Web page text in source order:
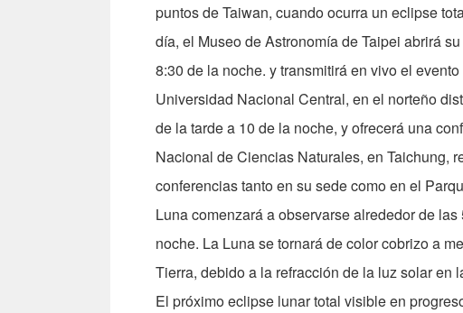
puntos de Taiwan, cuando ocurra un eclipse
día, el Museo de Astronomía de Taipei abrirá
8:30 de la noche. y transmitirá en vivo el
Universidad Nacional Central, en el norteño
de la tarde a 10 de la noche, y ofrecerá una
Nacional de Ciencias Naturales, en Taichung,
conferencias tanto en su sede como en el
Luna comenzará a observarse alrededor de
noche. La Luna se tornará de color cobrizo a
Tierra, debido a la refracción de la luz solar en
El próximo eclipse lunar total visible en